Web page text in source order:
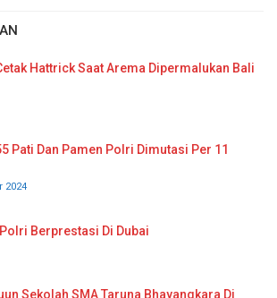
Hattrick Saat Arema Dipermalukan Bali
Pati Dan Pamen Polri Dimutasi Per 11
2024
Berprestasi Di Dubai
Sekolah SMA Taruna Bhayangkara Di